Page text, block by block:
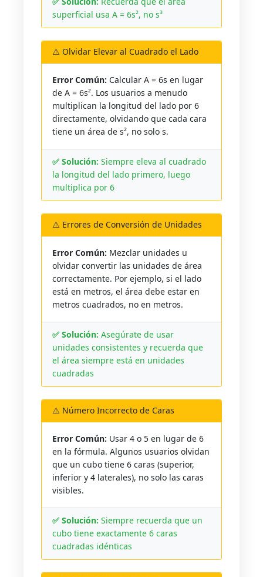
superficial usa A = 6s², no s³
⚠️ Olvidar Elevar al Cuadrado el Lado
Error Común: Calcular A = 6s en lugar
de A = 6s². Los usuarios a menudo
multiplican la longitud del lado por 6
directamente, olvidando que cada cara
tiene un área de s², no solo s.
✅ Solución: Siempre eleva al cuadrado
la longitud del lado primero, luego
multiplica por 6
⚠️ Errores de Conversión de Unidades
Error Común: Mezclar unidades u
olvidar convertir las unidades de área
correctamente. Por ejemplo, si el lado
está en metros, el área debe estar en
metros cuadrados, no en metros.
✅ Solución: Asegúrate de usar
unidades consistentes y recuerda que
el área siempre está en unidades
cuadradas
⚠️ Número Incorrecto de Caras
Error Común: Usar 4 o 5 en lugar de 6
en la fórmula. Algunos usuarios olvidan
que un cubo tiene 6 caras (superior,
inferior y 4 laterales), no solo las caras
visibles.
✅ Solución: Siempre recuerda que un
cubo tiene exactamente 6 caras
cuadradas idénticas